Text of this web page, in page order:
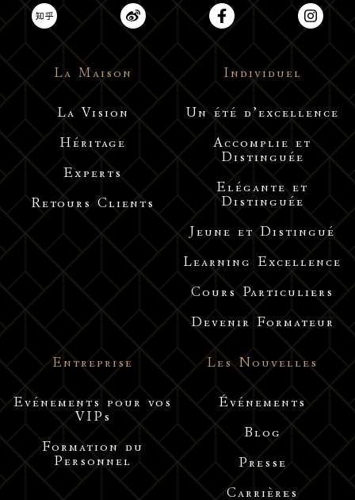
La Maison
La Vision
Héritage
Experts
Retours Clients
Individuel
Un été d’excellence
Accomplie et
Distinguée
Elégante et
Distinguée
Jeune et Distingué
Learning Excellence
Cours Particuliers
Devenir Formateur
Entreprise
Evénements pour vos
VIPs
Formation du
Personnel
Les Nouvelles
Événements
Blog
Presse
Carrières